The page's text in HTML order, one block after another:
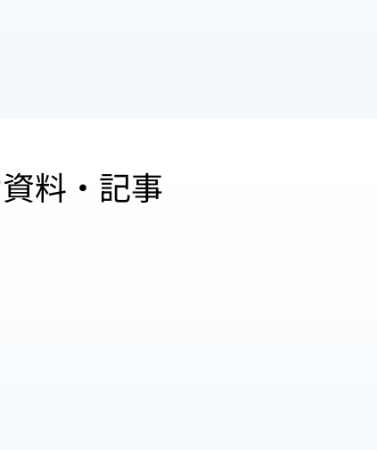
料・記事